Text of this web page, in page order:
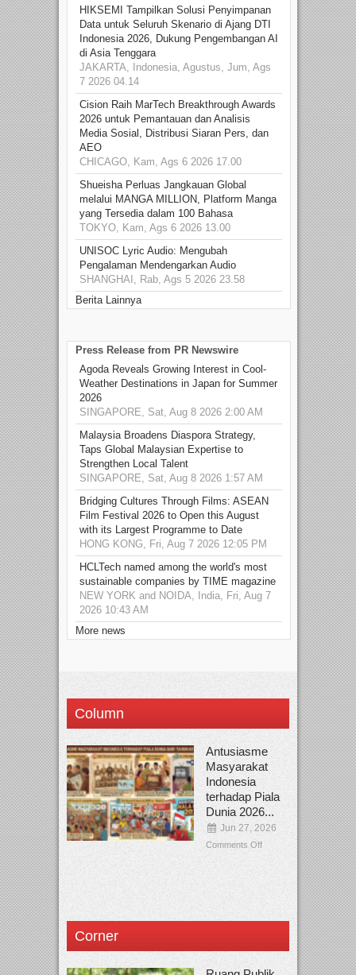
HIKSEMI Tampilkan Solusi Penyimpanan
Data untuk Seluruh Skenario di Ajang DTI
Indonesia 2026, Dukung Pengembangan AI
di Asia Tenggara
JAKARTA, Indonesia, Agustus, Jum, Ags
7 2026 04.14
Cision Raih MarTech Breakthrough Awards
2026 untuk Pemantauan dan Analisis
Media Sosial, Distribusi Siaran Pers, dan
AEO
CHICAGO, Kam, Ags 6 2026 17.00
Shueisha Perluas Jangkauan Global
melalui MANGA MILLION, Platform Manga
yang Tersedia dalam 100 Bahasa
TOKYO, Kam, Ags 6 2026 13.00
UNISOC Lyric Audio: Mengubah
Pengalaman Mendengarkan Audio
SHANGHAI, Rab, Ags 5 2026 23.58
Berita Lainnya
Press Release from PR Newswire
Agoda Reveals Growing Interest in Cool-
Weather Destinations in Japan for Summer
2026
SINGAPORE, Sat, Aug 8 2026 2:00 AM
Malaysia Broadens Diaspora Strategy,
Taps Global Malaysian Expertise to
Strengthen Local Talent
SINGAPORE, Sat, Aug 8 2026 1:57 AM
Bridging Cultures Through Films: ASEAN
Film Festival 2026 to Open this August
with its Largest Programme to Date
HONG KONG, Fri, Aug 7 2026 12:05 PM
HCLTech named among the world's most
sustainable companies by TIME magazine
NEW YORK and NOIDA, India, Fri, Aug 7
2026 10:43 AM
More news
Column
Antusiasme
Masyarakat
Indonesia
terhadap Piala
Dunia 2026...
Jun 27, 2026
Comments Off
Corner